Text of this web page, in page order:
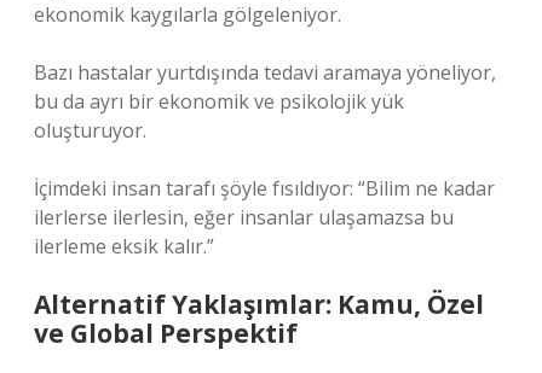
ekonomik kaygılarla gölgeleniyor.
Bazı hastalar yurtdışında tedavi aramaya yöneliyor,
bu da ayrı bir ekonomik ve psikolojik yük
oluşturuyor.
İçimdeki insan tarafı şöyle fısıldıyor: “Bilim ne kadar
ilerlerse ilerlesin, eğer insanlar ulaşamazsa bu
ilerleme eksik kalır.”
Alternatif Yaklaşımlar: Kamu, Özel
ve Global Perspektif